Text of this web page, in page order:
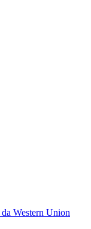
da Western Union